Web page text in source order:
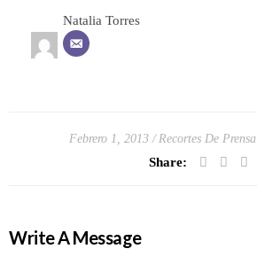
Natalia Torres
Febrero 1, 2013 Recortes De Prensa
Share:
Write A Message